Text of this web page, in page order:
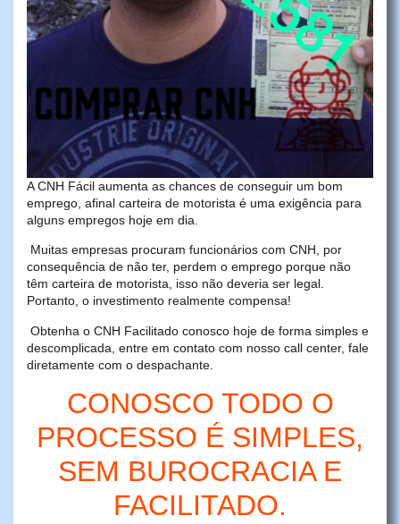
A CNH Fácil aumenta as chances de conseguir um bom
emprego, afinal carteira de motorista é uma exigência para
alguns empregos hoje em dia.
Muitas empresas procuram funcionários com CNH, por
consequência de não ter, perdem o emprego porque não
têm carteira de motorista, isso não deveria ser legal.
Portanto, o investimento realmente compensa!
Obtenha o CNH Facilitado conosco hoje de forma simples e
descomplicada, entre em contato com nosso call center, fale
diretamente com o despachante.
CONOSCO TODO O
PROCESSO É SIMPLES,
SEM BUROCRACIA E
FACILITADO.